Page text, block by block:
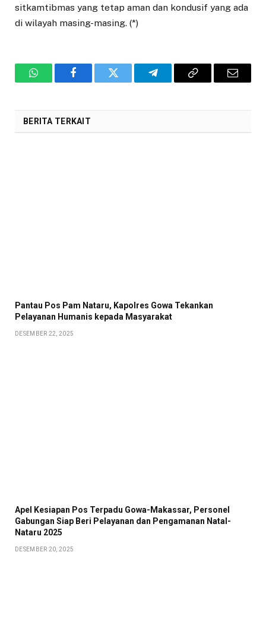
sitkamtibmas yang tetap aman dan kondusif yang ada
di wilayah masing-masing. (*)
WhatsAppFacebookTwitter TelegramCopy
Email
BERITA TERKAIT
Pantau Pos Pam Nataru, Kapolres Gowa Tekankan
Pelayanan Humanis kepada Masyarakat
DESEMBER 22, 2025
Apel Kesiapan Pos Terpadu Gowa-Makassar, Personel
Gabungan Siap Beri Pelayanan dan Pengamanan Natal-
Nataru 2025
DESEMBER 20, 2025